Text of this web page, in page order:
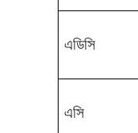
এডিসি
এসি